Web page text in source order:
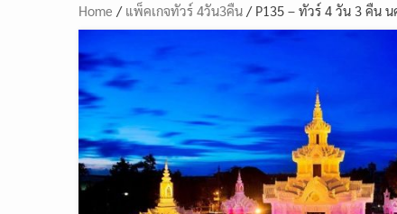
Home / แพ็คเกจทัวร์ 4วัน3คืน / P135 – ทัวร์ 4 วัน 3 คืน